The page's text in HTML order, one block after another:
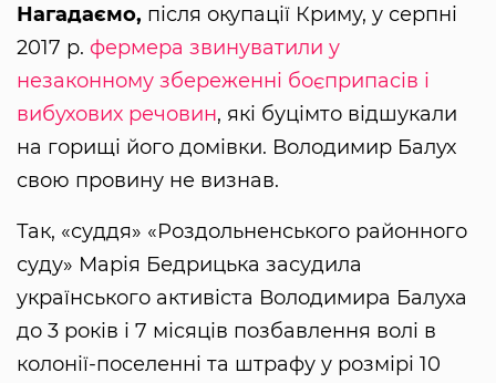
Нагадаємо, після окупації Криму, у серпні
2017 р. фермера звинуватили у
незаконному збереженні боєприпасів і
вибухових речовин, які буцімто відшукали
на горищі його домівки. Володимир Балух
свою провину не визнав.
Так, «суддя» «Роздольненського районного
суду» Марія Бедрицька засудила
українського активіста Володимира Балуха
до 3 років і 7 місяців позбавлення волі в
колонії-поселенні та штрафу у розмірі 10